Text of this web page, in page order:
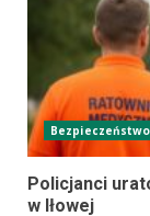
Bezpieczeństwo
Policjanci
w Iłowej